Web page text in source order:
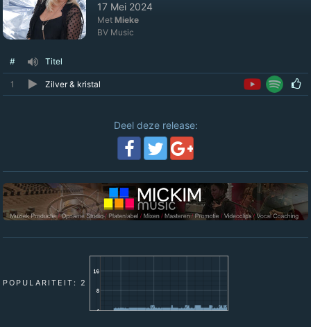
17 Mei 2024
Met Mieke
BV Music
# Titel
1 Zilver & kristal
Deel deze release:
POPULARITEIT: 2